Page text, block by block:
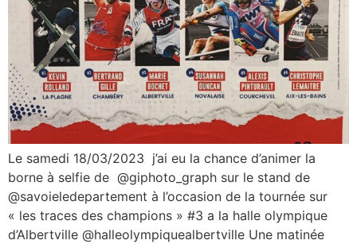
Le samedi 18/03/2023 j’ai eu la chance d’animer la
borne à selfie de @giphoto_graph sur le stand de
@savoieledepartement à l’occasion de la tournée sur
« les traces des champions » #3 a la halle olympique
d’Albertville @halleolympiquealbertville Une matinée